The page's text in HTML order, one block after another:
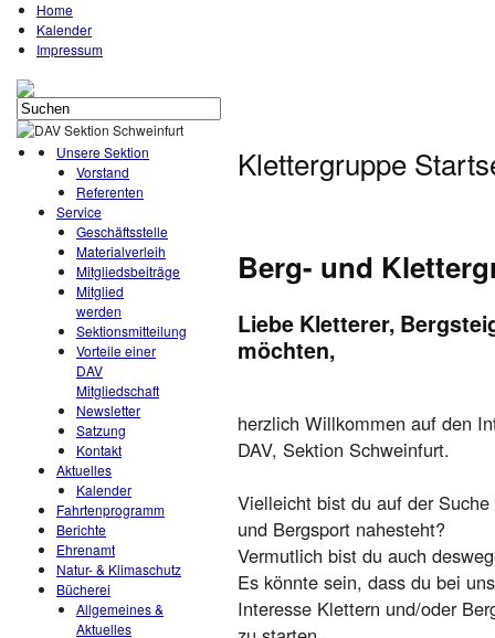
Home
Kalender
Impressum
Unsere Sektion
Vorstand
Referenten
Service
Geschäftsstelle
Materialverleih
Mitgliedsbeiträge
Mitglied
werden
Sektionsmitteilung
Vorteile einer
DAV
Mitgliedschaft
Newsletter
Satzung
Kontakt
Aktuelles
Kalender
Fahrtenprogramm
Berichte
Ehrenamt
Natur- & Klimaschutz
Bücherei
Allgemeines &
Aktuelles
Klettergruppe
Berg- und
Liebe Kletterer,
möchten,
herzlich Willkommen auf den
DAV, Sektion Schweinfurt.
Vielleicht bist du auf der
und Bergsport nahesteht?
Vermutlich bist du auch
Es könnte sein, dass du bei
Interesse Klettern und/oder